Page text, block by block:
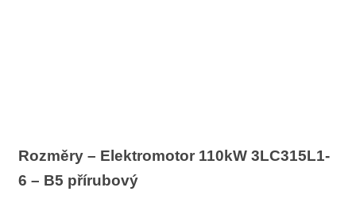
Rozměry – Elektromotor 110kW 3LC315L1-
6 – B5 přírubový